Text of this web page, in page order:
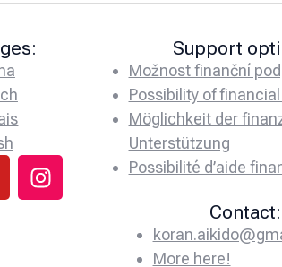
Support
Možnost finanční
Possibility of
Möglichkeit der
Unterstützung
Possibilité d’aide
Contact:
More here!